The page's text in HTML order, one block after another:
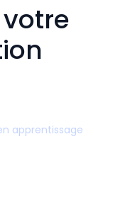
apprentissage